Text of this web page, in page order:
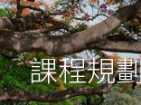
課程規